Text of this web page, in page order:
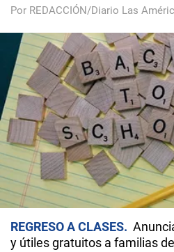
Por REDACCIÓN/Diario Las
REGRESO A CLASES
y útiles gratuitos a familias